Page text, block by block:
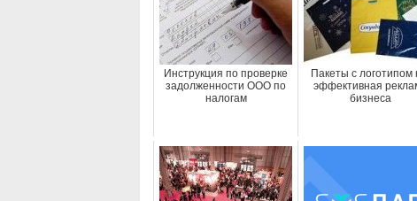
Инструкция по проверке
задолженности ООО по
налогам
Пакеты с логотипом
эффективная
бизнеса